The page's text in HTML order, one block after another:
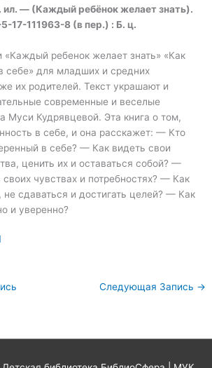
ил. — (Каждый ребёнок желает знать).
17-111963-8 (в пер.) : Б. ц.
«Каждый ребенок желает знать» «Как
себе» для младших и средних
их родителей. Текст украшают и
современные и веселые
Муси Кудрявцевой. Эта книга о том,
в себе, и она расскажет: — Кто
в себе? — Как видеть свои
ценить их и оставаться собой? —
своих чувствах и потребностях? — Как
не сдаваться и достигать целей? — Как
и уверенно?
Следующая Запись →